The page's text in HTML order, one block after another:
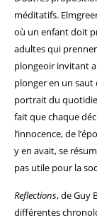
méditatifs.
où un enfant doit
adultes qui
plongeoir invitant
plonger en un
portrait du
fait que chaque
l’innocence, de
y en avait, se
pas utile pour la
Reflections, de Guy
différentes